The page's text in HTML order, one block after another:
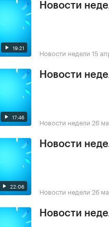
19:21
Новости
Новости недели 15
17:46
Новости
Новости недели 26
22:06
Новости
Новости недели 26
Новости